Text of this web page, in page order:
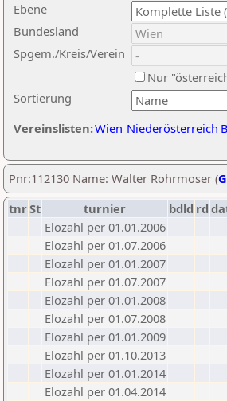
Ebene
Sortierung
Bundesland
Spgem./Kreis/Verein
Nur
Vereinslisten:Wien Niederösterreich
Pnr:112130 Name: Walter Rohrmoser (
tnrSt turnier bdld rd
Elozahl per 01.01.2006
Elozahl per 01.07.2006
Elozahl per 01.01.2007
Elozahl per 01.07.2007
Elozahl per 01.01.2008
Elozahl per 01.07.2008
Elozahl per 01.01.2009
Elozahl per 01.10.2013
Elozahl per 01.01.2014
Elozahl per 01.04.2014